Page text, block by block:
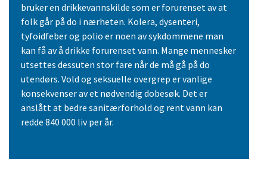
bruker en drikkevannskilde som er forurenset av at
folk går på do i nærheten. Kolera, dysenteri,
tyfoidfeber og polio er noen av sykdommene man
kan få av å drikke forurenset vann. Mange mennesker
utsettes dessuten stor fare når de må gå på do
utendørs. Vold og seksuelle overgrep er vanlige
konsekvenser av et nødvendig dobesøk. Det er
anslått at bedre sanitærforhold og rent vann kan
redde 840 000 liv per år.